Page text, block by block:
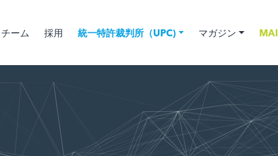
ーム 採用 統一特許裁判所（UPC) マガジン MAI